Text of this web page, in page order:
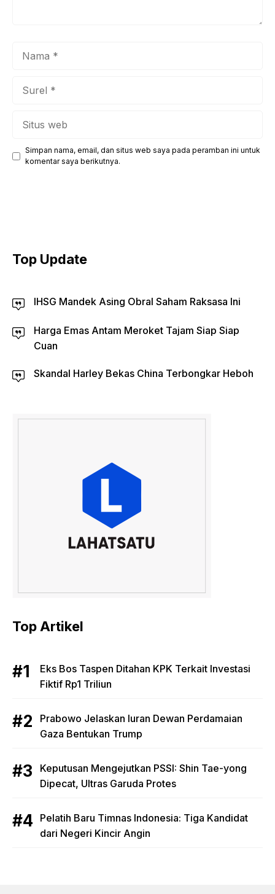
Simpan nama, email, dan situs web saya pada peramban ini untuk
komentar saya berikutnya.
Top Update
IHSG Mandek Asing Obral Saham Raksasa Ini
Harga Emas Antam Meroket Tajam Siap Siap
Cuan
Skandal Harley Bekas China Terbongkar Heboh
Top Artikel
Eks Bos Taspen Ditahan KPK Terkait Investasi
Fiktif Rp1 Triliun
Prabowo Jelaskan Iuran Dewan Perdamaian
Gaza Bentukan Trump
Keputusan Mengejutkan PSSI: Shin Tae-yong
Dipecat, Ultras Garuda Protes
Pelatih Baru Timnas Indonesia: Tiga Kandidat
dari Negeri Kincir Angin